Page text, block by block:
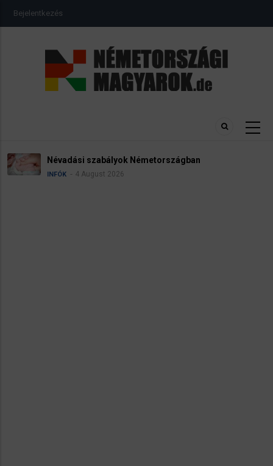
USER
ACCOUNT
Bejelentkezés
Névadási szabályok Németországban
INFÓK 4 August 2026